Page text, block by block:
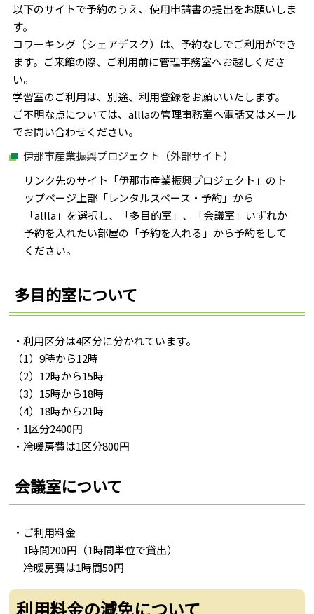
以下のサイトで予約のうえ、使用申請書の提出をお願いしま
す。
コワーキング（シェアデスク）は、予約なしでご利用ができ
ます。ご来館の際、ご利用前に管理事務室へお越しくださ
い。
学習室のご利用は、別途、利用登録をお願いいたします。
ご不明な点については、alllaの管理事務室へ電話又はメール
でお問い合わせください。
伊那市産業振興プロジェクト（外部サイト）
リンク先のサイト「伊那市産業振興プロジェクト」のト
ップページ上部「レンタルスペース・予約」から
「allla」を選択し、「多目的室」、「会議室」いずれか
予約を入れたい部屋の「予約を入れる」から予約をして
ください。
多目的室について
・利用区分は4区分に分かれています。
（1）9時から12時
（2）12時から15時
（3）15時から18時
（4）18時から21時
・1区分2400円
・冷暖房費は1区分800円
会議室について
・ご利用料金
1時間200円（1時間単位で貸出）
冷暖房費は1時間50円
利用料金の減免について